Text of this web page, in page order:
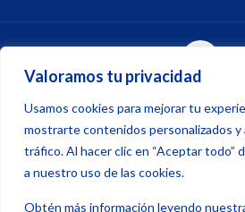
Valoramos tu privacidad
Usamos cookies para mejorar tu
mostrarte contenidos personalizados y
tráfico. Al hacer clic en “Aceptar todo”
a nuestro uso de las cookies.
Obtén más información leyendo
Valencia| web realizada por